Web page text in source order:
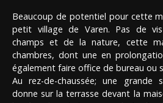
Beaucoup de potentiel pour cette
petit village de Varen. Pas de
champs et de la nature, cette
chambres, dont une en
également faire office de bureau ou
Au rez-de-chaussée; une grande
donne sur la terrasse devant la